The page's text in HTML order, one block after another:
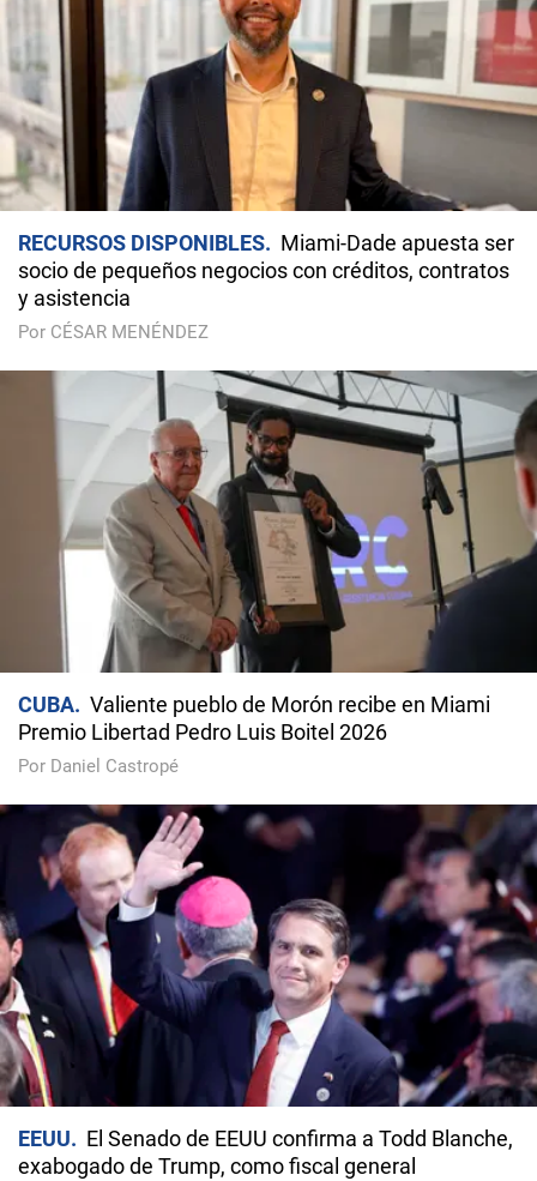
RECURSOS DISPONIBLES
Miami-Dade apuesta ser
socio de pequeños negocios con créditos, contratos
y asistencia
Por CÉSAR MENÉNDEZ
CUBA
Valiente pueblo de Morón recibe en Miami
Premio Libertad Pedro Luis Boitel 2026
Por Daniel Castropé
EEUU
El Senado de EEUU confirma a Todd Blanche,
exabogado de Trump, como fiscal general